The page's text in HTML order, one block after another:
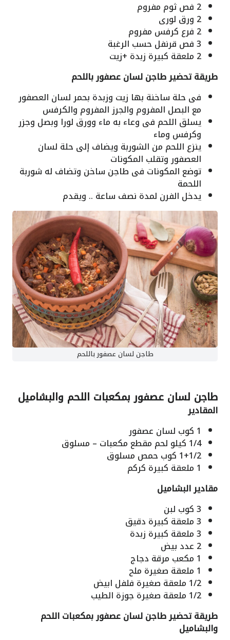
2 فصثوم مفروم
2 ورق لورى
2 فرع كرفس مفروم
3فص قرنفل حسب الرغبة
2 ملعقة كبيرة زبدة +زيت
طريقة تحضير طاجن لسان عصفور باللحم
فى حلة ساخنة بها زيت وزبدة بحمر لسان العصفور
مع البصل المفروم والجرز المفروم والكرفس
يسلق اللحم فى وعاء به ماء وورق لورا وبصل وجزر
وكرفس وماء
ينزع اللحم من الشوربة ويضاف إلى حلة لسان
العصفور وتقلب المكونات
توضع المكونات فى طاجن ساخن وتضاف له شوربة
اللحمة
يدخل الفرن لمدة نصف ساعة .. ويقدم
طاجن لسان عصفور باللحم
طاجن لسان عصفور بمكعبات اللحم والبشاميل
المقادير
1 كوب لسان عصفور
1/4 كيلو لحم مقطع مكعبات – مسلوق
1+1/2 كوب حمص مسلوق
1 ملعقة كبيرة كركم
مقادير البشاميل
3كوب لبن
3ملعقة كبيرة دقيق
3ملعقة كبيرة زبدة
2 عدد بيض
1 مكعب مرقة دجاج
1 ملعقة صغيرة ملح
1/2 ملعقة صغيرة فلفل ابيض
1/2 ملعقة صغيرة جوزة الطيب
طريقة تحضير طاجن لسان عصفور بمكعبات اللحم
والبشاميل